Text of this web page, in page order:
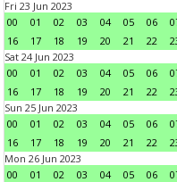
Fri 23 Jun 2023
00
01 02 03 04 05 06
16
17 18 19 20 21 22
Sat 24 Jun 2023
00
01 02 03 04 05 06
16
17 18 19 20 21 22
Sun 25 Jun 2023
00
01 02 03 04 05 06
16
17 18 19 20 21 22
Mon 26 Jun 2023
00
01 02 03 04 05 06